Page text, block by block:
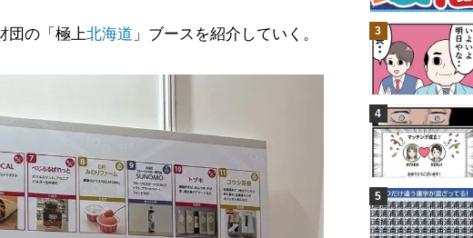
団の「極上北海道 」ブースを紹介していく。